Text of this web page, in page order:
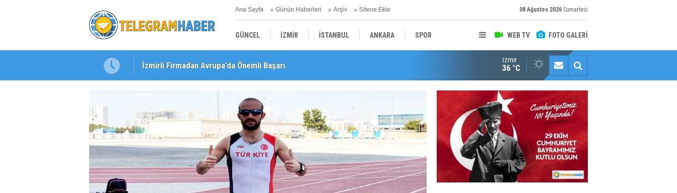
Ana Sayfa Günün Haberleri Arşiv Sitene Ekle 08 Ağustos 2026 Cumartesi
WEB TV FOTO GALERİ
GÜNCEL İZMİR İSTANBUL ANKARA SPOR
YEREL
İzmirli Firmadan Avrupa’da Önemli Başarı
Özel Okullarda Alarm Zilleri! "Teşvikler Kalktı, Veli Devlet Okuluna Yöneldi"
"Toprağını Kaybeden Geleceğini Kaybeder!"
İzmir
36 °C